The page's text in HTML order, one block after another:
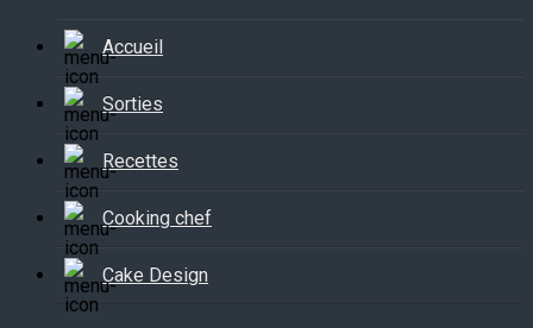
Accueil
Sorties
Recettes
Cooking chef
Cake Design